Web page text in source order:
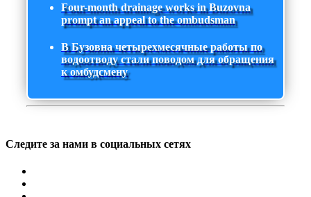
Four-month drainage works in Buzovna
prompt an appeal to the ombudsman
В Бузовна четырехмесячные работы по
водоотводу стали поводом для обращения
к омбудсмену
Следите за нами в социальных сетях